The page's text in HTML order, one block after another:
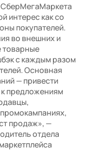
интерес как со
покупателей.
во внешних и
товарные
с каждым разом
Основная
— привести
предложениям
продаж», —
отдела